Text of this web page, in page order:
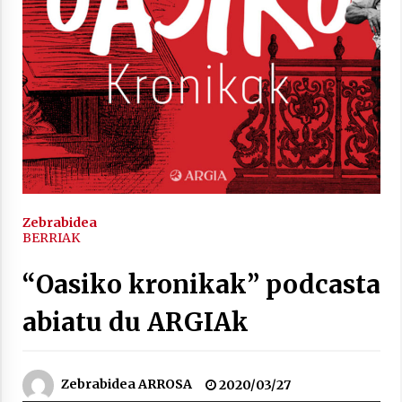
inguruko tailerraren audioa
2021/11/25
Mahai-ingurua: irratia, podcastak
eta ondoren zer?
2021/11/12
Arrosaren IX. Topaketak – Mila
Zebrabidea
BERRIAK
“Oasiko kronikak” podcasta
abiatu du ARGIAk
Zebrabidea ARROSA
2020/03/27